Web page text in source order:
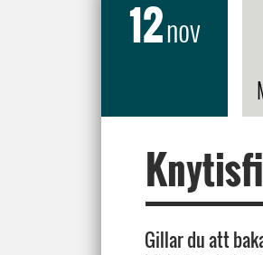
12nov
Gillar du att